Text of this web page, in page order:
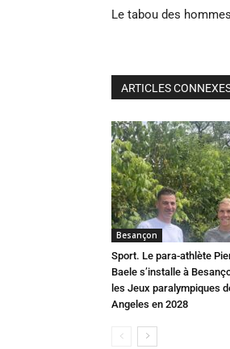
Le tabou des
ARTICLES
Besançon
Sport. Le para-athlète
Baele s’installe à
les Jeux paralympiques
Angeles en 2028